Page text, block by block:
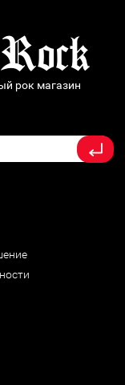
рок магазин